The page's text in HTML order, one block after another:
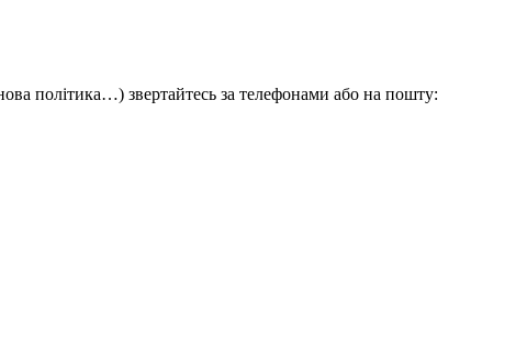
політика…) звертайтесь за телефонами або на пошту: